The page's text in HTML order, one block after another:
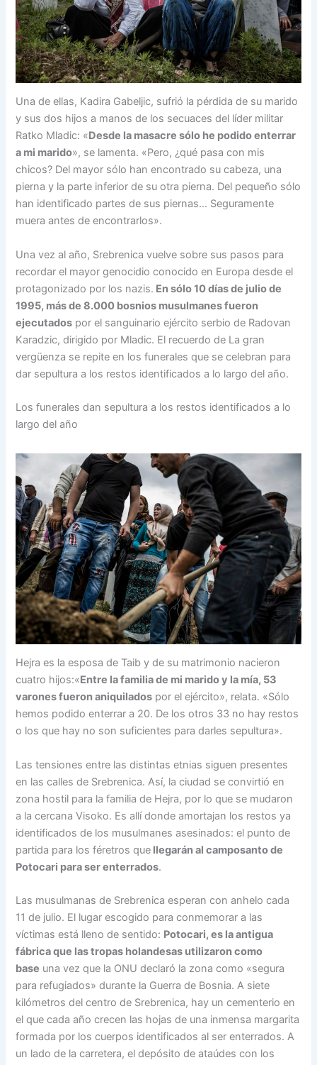
Una de ellas, Kadira Gabeljic, sufrió la pérdida de su marido
y sus dos hijos a manos de los secuaces del líder militar
Ratko Mladic: «Desde la masacre sólo he podido enterrar
a mi marido», se lamenta. «Pero, ¿qué pasa con mis
chicos? Del mayor sólo han encontrado su cabeza, una
pierna y la parte inferior de su otra pierna. Del pequeño sólo
han identificado partes de sus piernas… Seguramente
muera antes de encontrarlos».
Una vez al año, Srebrenica vuelve sobre sus pasos para
recordar el mayor genocidio conocido en Europa desde el
protagonizado por los nazis. En sólo 10 días de julio de
1995, más de 8.000 bosnios musulmanes fueron
ejecutados por el sanguinario ejército serbio de Radovan
Karadzic, dirigido por Mladic. El recuerdo de La gran
vergüenza se repite en los funerales que se celebran para
dar sepultura a los restos identificados a lo largo del año.
Los funerales dan sepultura a los restos identificados a lo
largo del año
Hejra es la esposa de Taib y de su matrimonio nacieron
cuatro hijos:«Entre la familia de mi marido y la mía, 53
varones fueron aniquilados por el ejército», relata. «Sólo
hemos podido enterrar a 20. De los otros 33 no hay restos
o los que hay no son suficientes para darles sepultura».
Las tensiones entre las distintas etnias siguen presentes
en las calles de Srebrenica. Así, la ciudad se convirtió en
zona hostil para la familia de Hejra, por lo que se mudaron
a la cercana Visoko. Es allí donde amortajan los restos ya
identificados de los musulmanes asesinados: el punto de
partida para los féretros que llegarán al camposanto de
Potocari para ser enterrados.
Las musulmanas de Srebrenica esperan con anhelo cada
11 de julio. El lugar escogido para conmemorar a las
víctimas está lleno de sentido: Potocari, es la antigua
fábrica que las tropas holandesas utilizaron como
base una vez que la ONU declaró la zona como «segura
para refugiados» durante la Guerra de Bosnia. A siete
kilómetros del centro de Srebrenica, hay un cementerio en
el que cada año crecen las hojas de una inmensa margarita
formada por los cuerpos identificados al ser enterrados. A
un lado de la carretera, el depósito de ataúdes con los